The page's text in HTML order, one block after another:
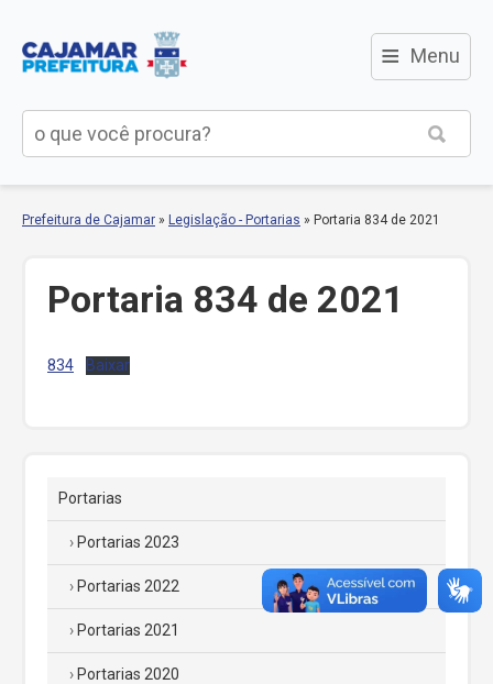
≡ Menu
Prefeitura de Cajamar » Legislação - Portarias » Portaria 834 de 2021
Portaria 834 de 2021
834 Baixar
Portarias
Portarias 2023
Portarias 2022
Portarias 2021
Portarias 2020